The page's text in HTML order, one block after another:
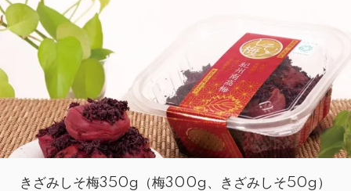
きざみしそ梅350g（梅300g、きざみしそ50g）